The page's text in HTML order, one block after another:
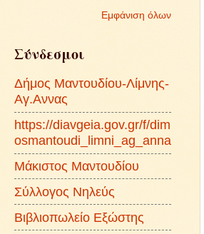
Εμφάνιση όλων
Σύνδεσμοι
Δήμος Μαντουδίου-Λίμνης-
Αγ.Αννας
https://diavgeia.gov.gr/f/dim
osmantoudi_limni_ag_anna
Μάκιστος Μαντουδίου
Σύλλογος Νηλεύς
Βιβλιοπωλείο Εξώστης